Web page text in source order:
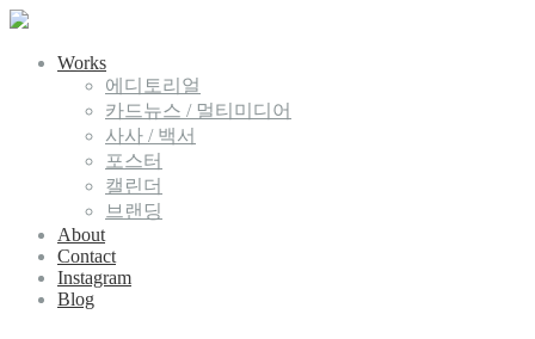
Works
에디토리얼
카드뉴스 / 멀티미디어
사사 / 백서
포스터
캘린더
브랜딩
About
Contact
Instagram
Blog